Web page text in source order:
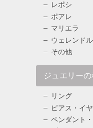
レポシ
ポアレ
マリエラ
ウェレンド
その他
ジュエリー
リング
ピアス・イ
ペンダント